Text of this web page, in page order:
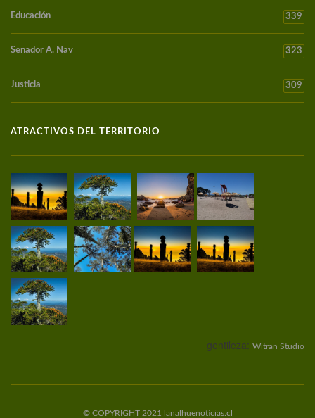
Educación 339
Senador A. Nav 323
Justicia 309
ATRACTIVOS DEL TERRITORIO
gentileza: Witran Studio
© COPYRIGHT 2021 lanalhuenoticias.cl